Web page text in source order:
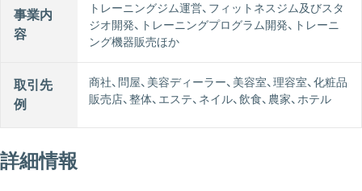
事業内
容
トレーニングジム運営、フィットネスジム及びスタ
ジオ開発、トレーニングプログラム開発、トレーニ
ング機器販売ほか
取引先
例
商社、問屋、美容ディーラー、美容室、理容室、化粧品
販売店、整体、エステ、ネイル、飲食、農家、ホテル
詳細情報